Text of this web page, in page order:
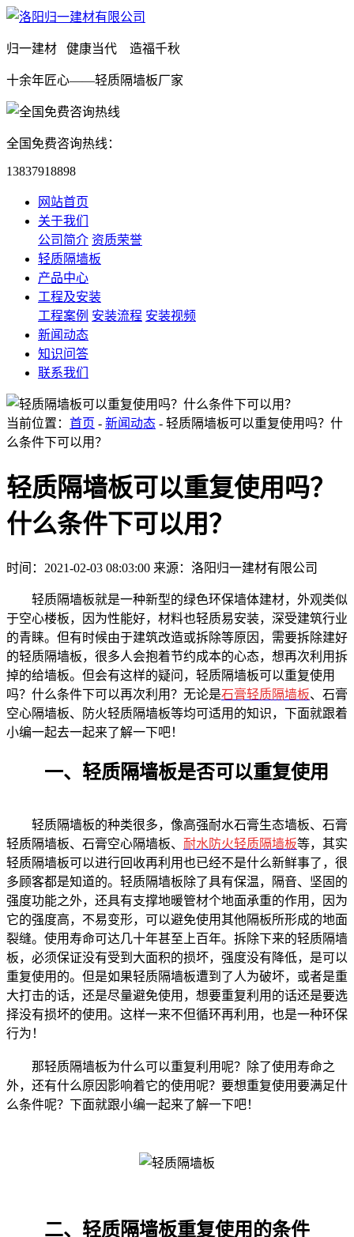
归一建材 健康当代 造福千秋
十余年匠心——轻质隔墙板厂家
全国免费咨询热线：
13837918898
网站首页
关于我们
公司简介 资质荣誉
轻质隔墙板
产品中心
工程及安装
工程案例 安装流程 安装视频
新闻动态
知识问答
联系我们
当前位置： 首页 - 新闻动态 - 轻质隔墙板可以重复使用吗？什
么条件下可以用？
轻质隔墙板可以重复使用吗？
什么条件下可以用？
时间：2021-02-03 08:03:00 来源：洛阳归一建材有限公司
轻质隔墙板就是一种新型的绿色环保墙体建材，外观类似
于空心楼板，因为性能好，材料也轻质易安装，深受建筑行业
的青睐。但有时候由于建筑改造或拆除等原因，需要拆除建好
的轻质隔墙板，很多人会抱着节约成本的心态，想再次利用拆
掉的给墙板。但会有这样的疑问，轻质隔墙板可以重复使用
吗？什么条件下可以再次利用？无论是石膏轻质隔墙板、 石膏
空心隔墙板、防火轻质隔墙板等均可适用的知识， 下面就跟着
小编一起去一起来了解一下吧！
一、轻质隔墙板是否可以重复使用
轻质隔墙板的种类很多，像高强耐水石膏生态墙板、石膏
轻质隔墙板、石膏空心隔墙板、 耐水防火轻质隔墙板等，其实
轻质隔墙板可以进行回收再利用也已经不是什么新鲜事了，很
多顾客都是知道的。轻质隔墙板除了具有保温，隔音、坚固的
强度功能之外，还具有支撑地暖管材个地面承重的作用，因为
它的强度高，不易变形，可以避免使用其他隔板所形成的地面
裂缝。使用寿命可达几十年甚至上百年。拆除下来的轻质隔墙
板，必须保证没有受到大面积的损坏，强度没有降低，是可以
重复使用的。但是如果轻质隔墙板遭到了人为破坏，或者是重
大打击的话，还是尽量避免使用，想要重复利用的话还是要选
择没有损坏的使用。这样一来不但循环再利用，也是一种环保
行为！
那轻质隔墙板为什么可以重复利用呢？除了使用寿命之
外，还有什么原因影响着它的使用呢？要想重复使用要满足什
么条件呢？下面就跟小编一起来了解一下吧！
二、轻质隔墙板重复使用的条件